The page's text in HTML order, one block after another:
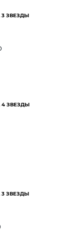
3 ЗВЕЗДЫ
4 ЗВЕЗДЫ
3 ЗВЕЗДЫ